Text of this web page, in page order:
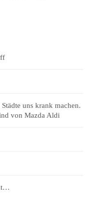
uns krank machen.
von Mazda Aldi